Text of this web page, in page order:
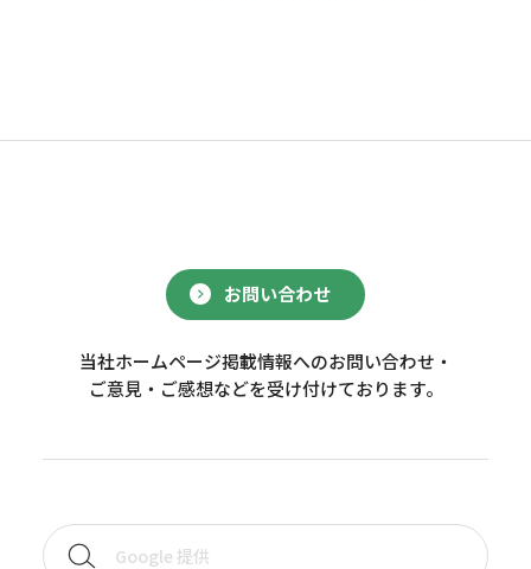
お問い合わせ
当社ホームページ掲載情報へのお問い合わせ・
ご意見・ご感想などを受け付けております。